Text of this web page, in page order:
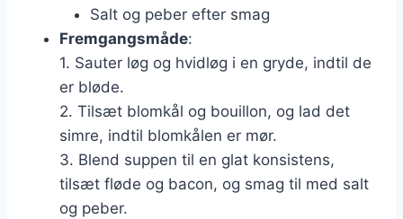
Salt og peber efter smag
Fremgangsmåde:
1. Sauter løg og hvidløg i en gryde, indtil de
er bløde.
2. Tilsæt blomkål og bouillon, og lad det
simre, indtil blomkålen er mør.
3. Blend suppen til en glat konsistens,
tilsæt fløde og bacon, og smag til med salt
og peber.